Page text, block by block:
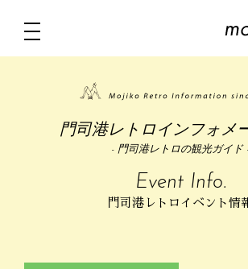
門司港レトロインフォメ
- 門司港レトロの観光ガイド
Event Info.
門司港レトロイベント情